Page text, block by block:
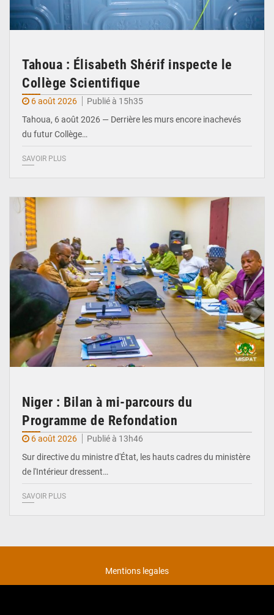
Tahoua : Élisabeth Shérif inspecte le
Collège Scientifique
6 août 2026
Publié à 15h35
Tahoua, 6 août 2026 — Derrière les murs encore inachevés
du futur Collège…
SAVOIR PLUS
Niger : Bilan à mi-parcours du
Programme de Refondation
6 août 2026
Publié à 13h46
Sur directive du ministre d'État, les hauts cadres du ministère
de l'Intérieur dressent…
SAVOIR PLUS
Mentions legales